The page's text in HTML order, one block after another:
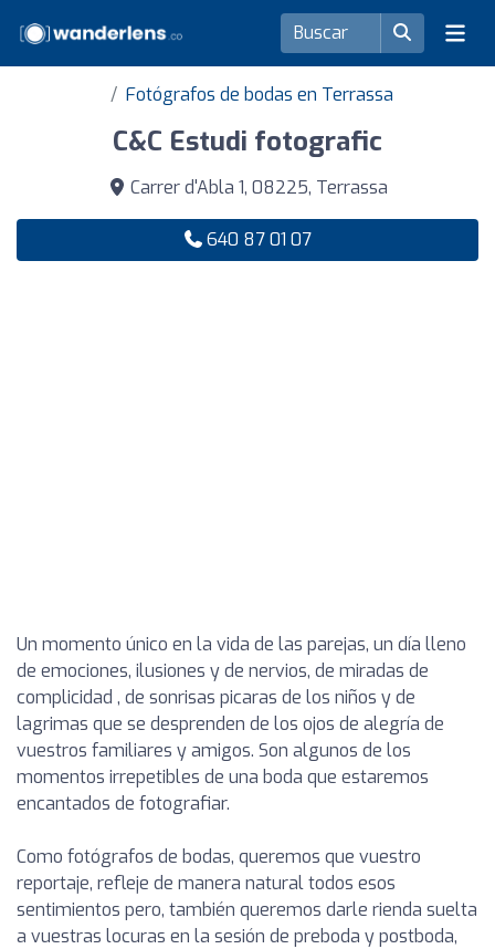
Fotógrafos de bodas en Terrassa
C&C Estudi fotografic
Carrer d'Abla 1, 08225, Terrassa
640 87 01 07
Un momento único en la vida de las parejas, un día lleno
de emociones, ilusiones y de nervios, de miradas de
complicidad , de sonrisas picaras de los niños y de
lagrimas que se desprenden de los ojos de alegría de
vuestros familiares y amigos. Son algunos de los
momentos irrepetibles de una boda que estaremos
encantados de fotografiar.
Como fotógrafos de bodas, queremos que vuestro
reportaje, refleje de manera natural todos esos
sentimientos pero, también queremos darle rienda suelta
a vuestras locuras en la sesión de preboda y postboda,